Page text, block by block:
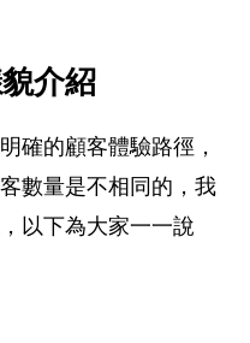
介紹
確的顧客體驗路徑，
數量是不相同的，我
以下為大家一一說